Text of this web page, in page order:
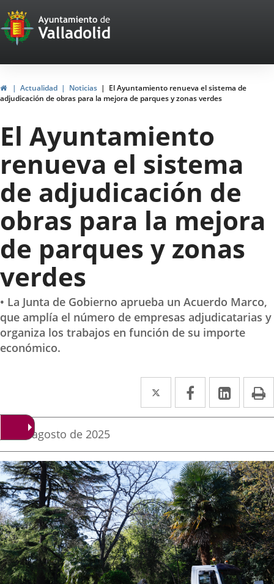
Portal
Web
del
Ayuntamiento
de
Valladolid
HomeActualidad Noticias
El Ayuntamiento renueva el sistema de
adjudicación de obras para la mejora de parques y zonas verdes
El Ayuntamiento
renueva el sistema
de adjudicación de
obras para la mejora
de parques y zonas
verdes
• La Junta de Gobierno aprueba un Acuerdo Marco,
que amplía el número de empresas adjudicatarias y
organiza los trabajos en función de su importe
económico.
Twitter
Enlace
a
aplicación
externa.
Facebook
Enlace
a
aplicación
externa.
Enlace
a
Fecha
de
la
noticia
25 de agosto de 2025